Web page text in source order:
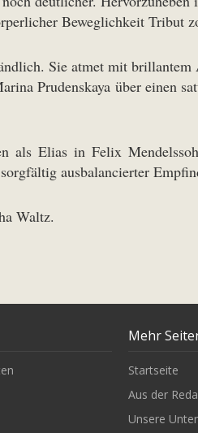
Beweglichkeit Tribut
Sie atmet mit
Prudenskaya über einen
Elias in Felix
ausbalancierter
Waltz.
Mehr
Startseite
Aus der
Unsere